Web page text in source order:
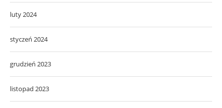
luty 2024
styczeń 2024
grudzień 2023
listopad 2023